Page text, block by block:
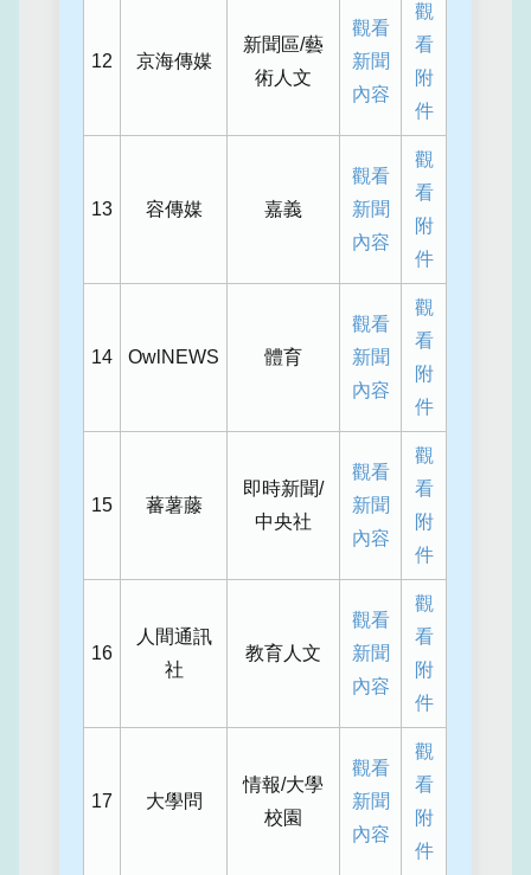
12 京海傳媒
新聞區/藝
術人文
觀看
新聞
內容
觀
看
附
件
13 容傳媒 嘉義
觀看
新聞
內容
觀
看
附
件
14 OwlNEWS 體育
觀看
新聞
內容
觀
看
附
件
15 蕃薯藤
即時新聞/
中央社
觀看
新聞
內容
觀
看
附
件
16
人間通訊
社
教育人文
觀看
新聞
內容
觀
看
附
件
17 大學問
情報/大學
校園
觀看
新聞
內容
觀
看
附
件